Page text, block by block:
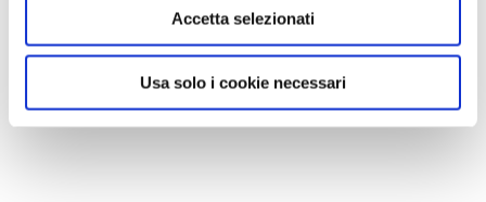
Accetta selezionati
Usa solo i cookie necessari